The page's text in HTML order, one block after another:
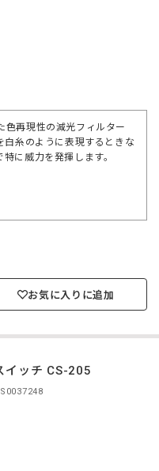
色再現性の減光フィルター
白糸のように表現するときな
に威力を発揮します。
お気に入りに追加
イッチ CS-205
S0037248